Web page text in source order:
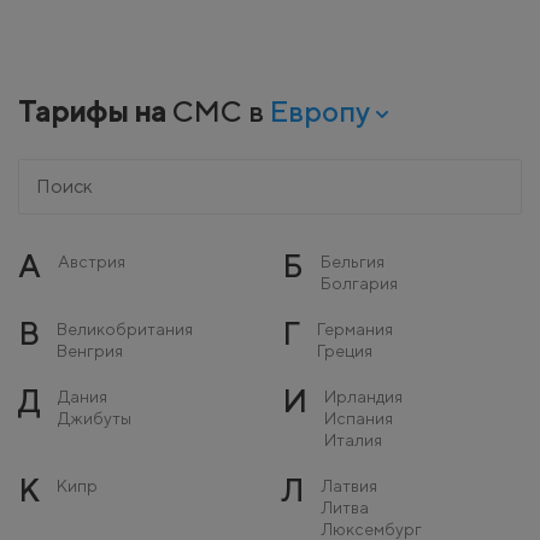
Тарифы на СМС в Европу
А Австрия Б
Бельгия
Болгария
В
Великобритания
Венгрия
Г
Германия
Греция
Д
Дания
Джибуты
И
Ирландия
Испания
Италия
К Кипр Л
Латвия
Литва
Люксембург